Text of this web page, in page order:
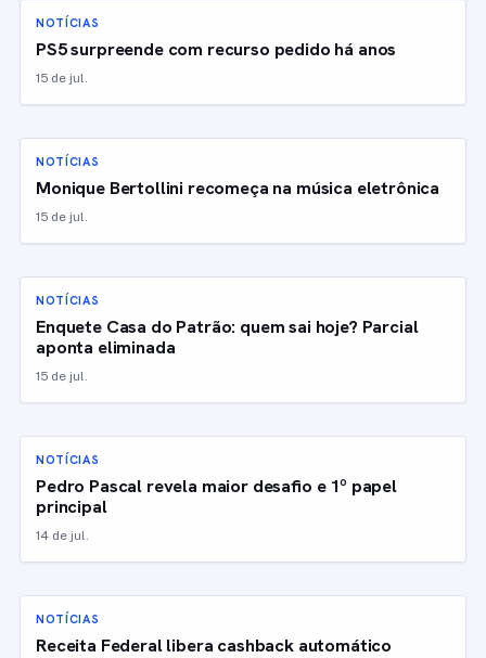
NOTÍCIAS
PS5 surpreende com recurso pedido há anos
15 de jul.
NOTÍCIAS
Monique Bertollini recomeça na música eletrônica
15 de jul.
NOTÍCIAS
Enquete Casa do Patrão: quem sai hoje? Parcial
aponta eliminada
15 de jul.
NOTÍCIAS
Pedro Pascal revela maior desafio e 1º papel
principal
14 de jul.
NOTÍCIAS
Receita Federal libera cashback automático